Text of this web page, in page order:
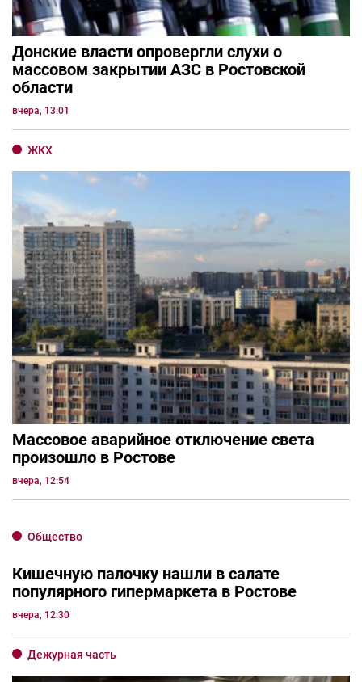
Донские власти опровергли слухи о
массовом закрытии АЗС в Ростовской
области
вчера, 13:01
ЖКХ
Массовое аварийное отключение света
произошло в Ростове
вчера, 12:54
Общество